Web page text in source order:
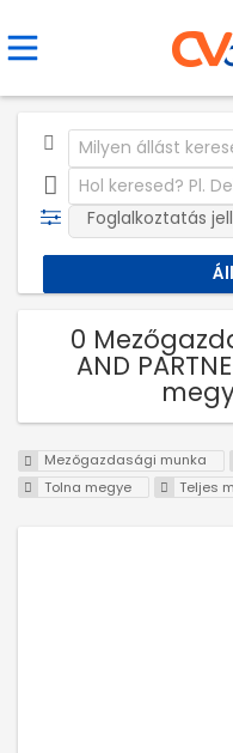
Foglalkoztatás
0
AND
Mezőgazdasági munka
Tolna megye
Teljes